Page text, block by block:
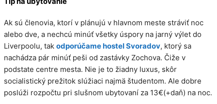
Ak sú členovia, ktorí v plánujú v hlavnom meste stráviť noc
alebo dve, a nechcú minúť všetky úspory na jarný výlet do
Liverpoolu, tak odporúčame hostel Svoradov, ktorý sa
nachádza pár minúť peši od zastávky Zochova. Čiže v
podstate centre mesta. Nie je to žiadny luxus, skôr
socialistický prežitok slúžiaci najmä študentom. Ale dobre
poslúži rozpočtu pri slušnom ubytovaní za 13€(+daň) na noc.